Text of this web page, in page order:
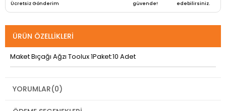
Ücretsiz Gönderim
güvende!
edebilirsiniz.
ÜRÜN ÖZELLIKLERI
Maket Bıçağı Ağzı Toolux 1Paket:10 Adet
YORUMLAR(0)